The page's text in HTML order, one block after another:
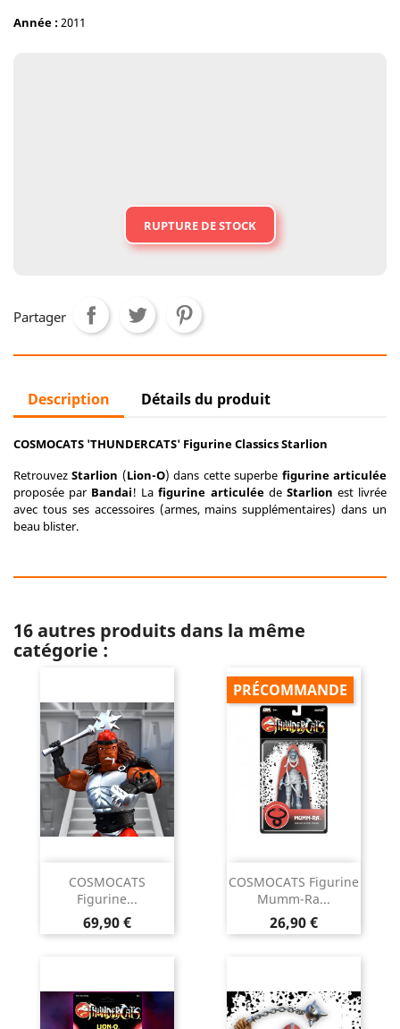
Année :2011
RUPTURE DE STOCK
Partager
Description Détails du produit
COSMOCATS 'THUNDERCATS' Figurine Classics Starlion
RetrouvezStarlion (Lion-O) dans cette superbe figurine articulée
proposée par Bandai! Lafigurine articuléede Starlion est livrée
avec tous ses accessoires (armes, mains supplémentaires) dans un
beau blister.
16 autres produits dans la même
catégorie :
COSMOCATS
Figurine...
Prix
69,90 €
COSMOCATS Figurine
Mumm-Ra...
Prix
26,90 €
PRÉCOMMANDE